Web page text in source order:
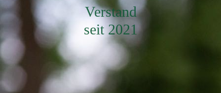
Verstand
seit 2021